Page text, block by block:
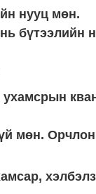
нууц мөн.
бүтээлийн
мөн.